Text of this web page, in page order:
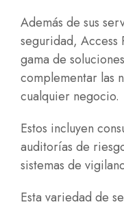
Además de sus
seguridad,
gama de
complementar las
cualquier negocio.
Estos incluyen
auditorías de
sistemas de
Esta variedad de